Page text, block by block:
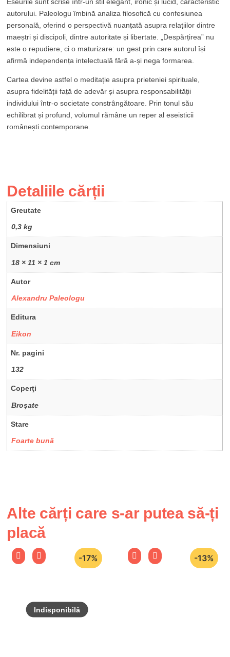
autorului. Paleologu îmbină analiza filosofică cu confesiunea
personală, oferind o perspectivă nuanțată asupra relațiilor dintre
maeștri și discipoli, dintre autoritate și libertate. „Despărțirea” nu
este o repudiere, ci o maturizare: un gest prin care autorul își
afirmă independența intelectuală fără a-și nega formarea.
Cartea devine astfel o meditație asupra prieteniei spirituale,
asupra fidelității față de adevăr și asupra responsabilității
individului într-o societate constrângătoare. Prin tonul său
echilibrat și profund, volumul rămâne un reper al eseisticii
românești contemporane.
Detaliile cărții
Greutate
0,3 kg
Dimensiuni
18 × 11 × 1 cm
Autor
Alexandru Paleologu
Editura
Eikon
Nr. pagini
132
Coperţi
Broşate
Stare
Foarte bună
Alte cărți care s-ar putea să-ți
placă
-17% -13%